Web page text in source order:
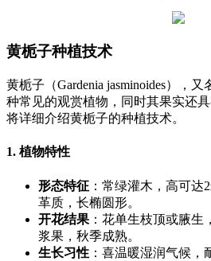
黄栀子种植技术
黄栀子（Gardenia jasminoides），又
种常见的观赏植物，同时其果实还
将详细介绍黄栀子的种植技术。
1. 植物特性
形态特征 ：常绿灌木，高可达
革质，长椭圆形。
开花结果 ：花单生枝顶或腋
浆果，秋季成熟。
生长习性 ：喜温暖湿润气候